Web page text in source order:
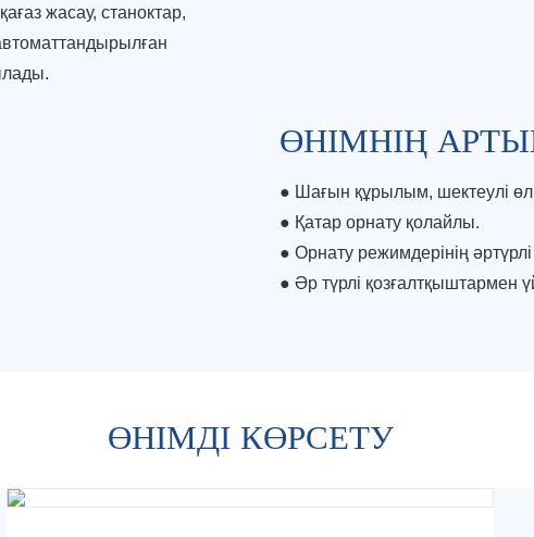
жасау, станоктар,
ӨНІМНІҢ
● Шағын құрылым, шектеулі
● Қатар орнату қолайлы.
● Орнату режимдерінің әртүрлі
● Әр түрлі қозғалтқыштармен
ӨНІМДІ КӨРСЕТУ